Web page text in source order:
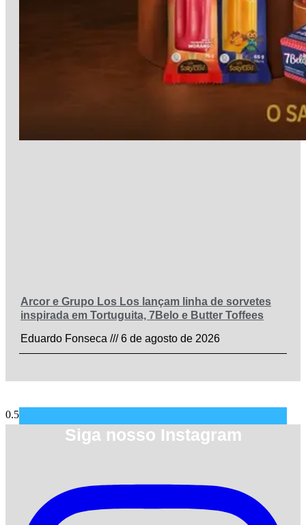
Arcor e Grupo Los Los lançam linha de sorvetes
inspirada em Tortuguita, 7Belo e Butter Toffees
Eduardo Fonseca
6 de agosto de 2026
Siga nosso Instagram